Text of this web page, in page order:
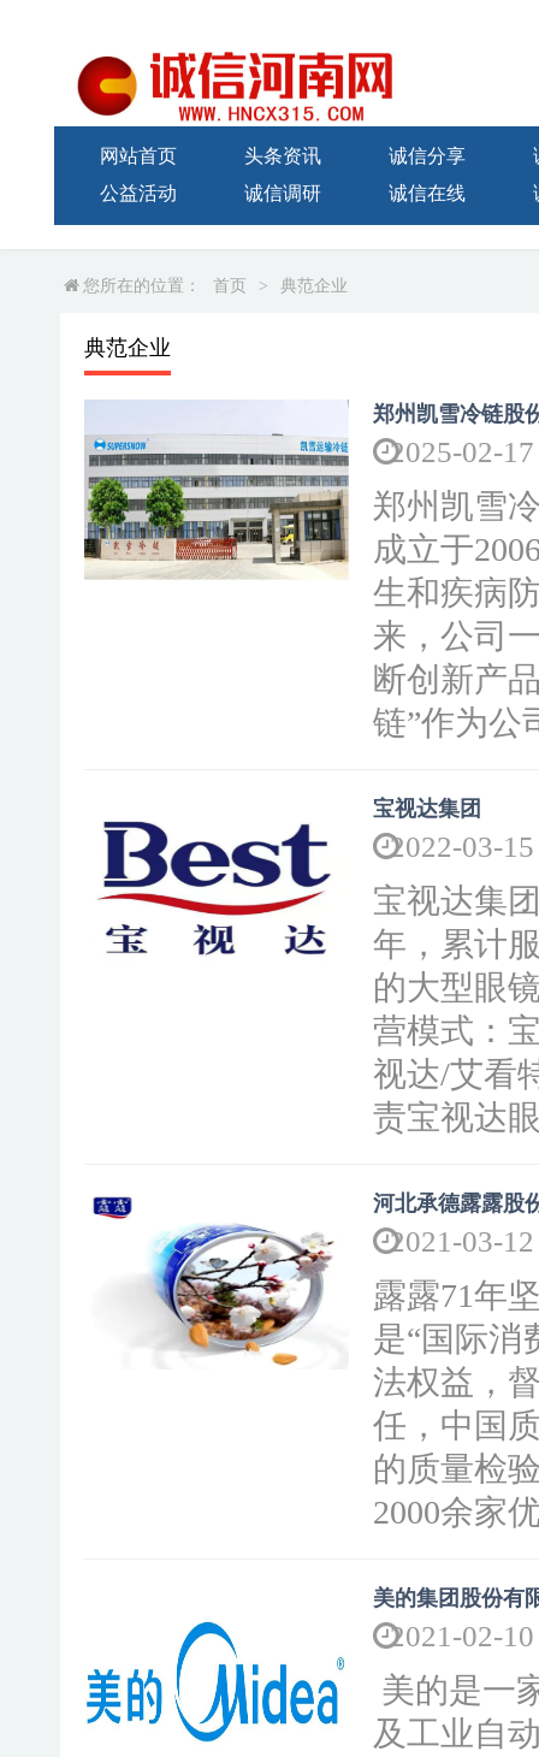
网站首页 头条资讯 诚信分享
公益活动
诚信调研 诚信在线
您所在的位置： 首页 > 典范企业
典范企业
郑州凯雪冷链股
2025-02-17
郑州凯雪
成立于
生和疾病
来，公司
断创新产
链”作为公
宝视达集团
2022-03-15
宝视达集
年，累计
的大型眼
营模式：
视达/艾看
责宝视达
河北承德露露股
2021-03-12
露露71年
是“国际消
法权益，
任，中国
的质量检
2000余家
美的集团股份有
2021-02-10
美的是一
及工业自